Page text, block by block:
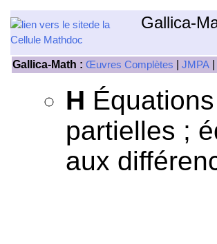
Gallica-
Gallica-Math : Œuvres Complètes JMPA
H
partielles ;
aux